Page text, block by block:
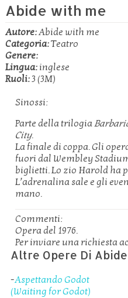
Abide with me
Autore:Abide with me
Categoria:Teatro
Genere:
Lingua:inglese
Ruoli:3 (3M)
Sinossi:
Parte della trilogia
City.
La finale di coppa. Gli
fuori dal Wembley
biglietti. Lo zio Harold ha
L’adrenalina sale e gli
mano.
Commenti:
Opera del 1976.
Per inviare una richiesta
Altre Opere Di
-Aspettando Godot
(Waiting for Godot)